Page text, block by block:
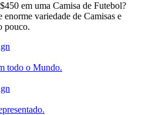
em uma Camisa de Futebol?
variedade de Camisas e
pouco.
todo o Mundo.